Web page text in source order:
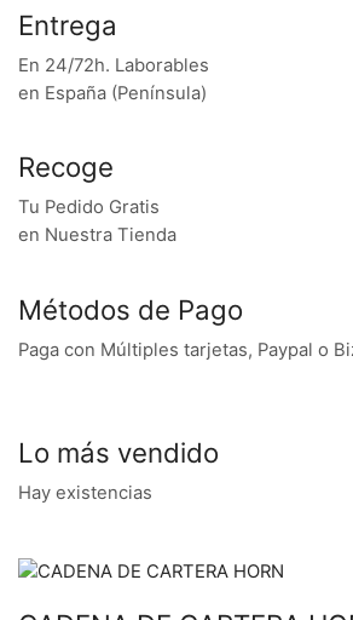
Entrega
En 24/72h. Laborables
en España (Península)
Recoge
Tu Pedido Gratis
en Nuestra Tienda
Métodos de Pago
Paga con Múltiples tarjetas, Paypal o
Lo más vendido
Hay existencias